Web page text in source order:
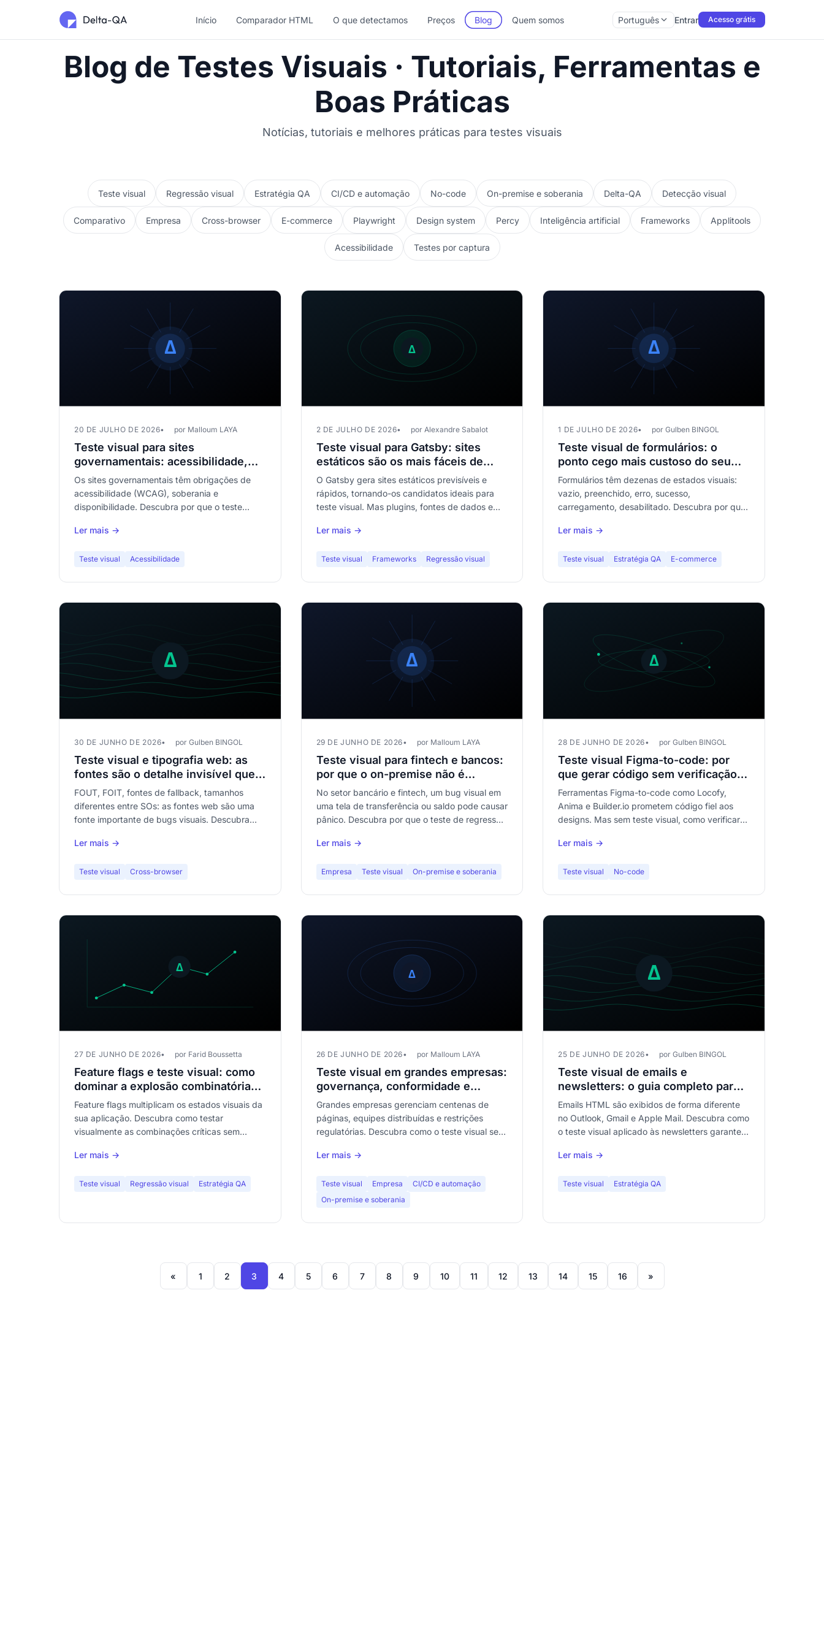
Início Comparador HTML O que detectamos Preços Blog Quem somos Português Entrar Acesso grátis
Blog de Testes Visuais · Tutoriais, Ferramentas e
Boas Práticas
Notícias, tutoriais e melhores práticas para testes visuais
Teste visual Regressão visual Estratégia QA CI/CD e automação No-code On-premise e soberania Delta-QA Detecção visual
Comparativo Empresa Cross-browser E-commerce Playwright Design system Percy Inteligência artificial Frameworks Applitools
Acessibilidade Testes por captura
20 DE JULHO DE 2026 por Malloum LAYA
Teste visual para sites
governamentais: acessibilidade,
soberania e impacto cidadão
Os sites governamentais têm obrigações de
acessibilidade (WCAG), soberania e
disponibilidade. Descubra por que o teste
implementá-lo sem nuvem estrangeira.
Ler mais →
Teste visual Acessibilidade
2 DE JULHO DE 2026 por Alexandre Sabalot
Teste visual para Gatsby: sites
estáticos são os mais fáceis de
testar — veja como
O Gatsby gera sites estáticos previsíveis e
rápidos, tornando-os candidatos ideais para
teste visual. Mas plugins, fontes de dados e
a renderização silenciosamente.
Ler mais →
Teste visual Frameworks Regressão visual
1 DE JULHO DE 2026 por Gulben BINGOL
Teste visual de formulários: o
ponto cego mais custoso do seu
QA
Formulários têm dezenas de estados visuais:
vazio, preenchido, erro, sucesso,
carregamento, desabilitado. Descubra por que
negligenciado e o de maior impacto em toda
Ler mais →
Teste visual Estratégia QA E-commerce
30 DE JUNHO DE 2026 por Gulben BINGOL
Teste visual e tipografia web: as
fontes são o detalhe invisível que
arruína sua experiência
FOUT, FOIT, fontes de fallback, tamanhos
diferentes entre SOs: as fontes web são uma
fonte importante de bugs visuais. Descubra
problemas tipográficos que seus testes padrão
Ler mais →
Teste visual Cross-browser
29 DE JUNHO DE 2026 por Malloum LAYA
Teste visual para fintech e bancos:
por que o on-premise não é
negociável
No setor bancário e fintech, um bug visual em
uma tela de transferência ou saldo pode causar
pânico. Descubra por que o teste de regressão
não um luxo.
Ler mais →
Empresa Teste visual On-premise e soberania
28 DE JUNHO DE 2026 por Gulben BINGOL
Teste visual Figma-to-code: por
que gerar código sem verificação
visual é um ato de fé
Ferramentas Figma-to-code como Locofy,
Anima e Builder.io prometem código fiel aos
designs. Mas sem teste visual, como verificar?
vs código é indispensável.
Ler mais →
Teste visual No-code
27 DE JUNHO DE 2026 por Farid Boussetta
Feature flags e teste visual: como
dominar a explosão combinatória
das suas interfaces
Feature flags multiplicam os estados visuais da
sua aplicação. Descubra como testar
visualmente as combinações críticas sem
Ler mais →
Teste visual Regressão visual Estratégia QA
26 DE JUNHO DE 2026 por Malloum LAYA
Teste visual em grandes empresas:
governança, conformidade e
escalabilidade
Grandes empresas gerenciam centenas de
páginas, equipes distribuídas e restrições
regulatórias. Descubra como o teste visual se
governança de baselines, CI/CD e
Ler mais →
Teste visual Empresa
CI/CD e automação
On-premise e soberania
25 DE JUNHO DE 2026 por Gulben BINGOL
Teste visual de emails e
newsletters: o guia completo para
uma renderização perfeita
Emails HTML são exibidos de forma diferente
no Outlook, Gmail e Apple Mail. Descubra como
o teste visual aplicado às newsletters garante
clientes de email.
Ler mais →
Teste visual Estratégia QA
« 1 2 3 4 5 6 7 8 9 10 11 12 13 14 15 16 »